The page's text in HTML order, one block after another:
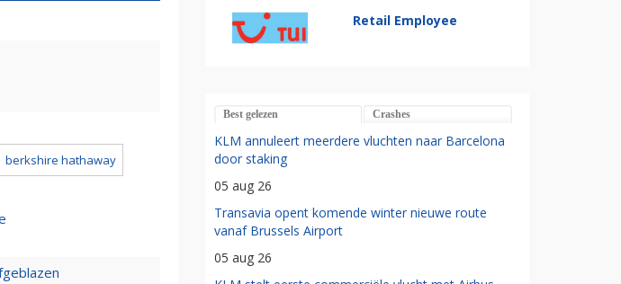
berkshire hathaway
Retail Employee
Best gelezen Crashes
KLM annuleert meerdere vluchten naar Barcelona
door staking
05 aug 26
Transavia opent komende winter nieuwe route
vanaf Brussels Airport
05 aug 26